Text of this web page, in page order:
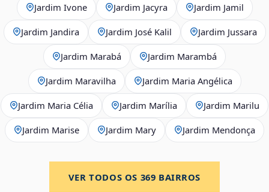
Jardim Ivone Jardim Jacyra Jardim Jamil
Jardim Jandira Jardim José Kalil Jardim Jussara
Jardim Marabá Jardim Marambá
Jardim Maravilha Jardim Maria Angélica
Jardim Maria Célia Jardim Marília Jardim Marilu
Jardim Marise Jardim Mary Jardim Mendonça
VER TODOS OS 369 BAIRROS